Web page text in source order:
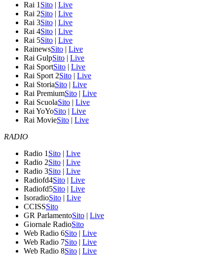
Rai 1 Sito | Live
Rai 2Sito | Live
Rai 3Sito | Live
Rai 4Sito | Live
Rai 5Sito | Live
RainewsSito | Live
Rai GulpSito | Live
Rai SportSito | Live
Rai Sport 2Sito | Live
Rai StoriaSito | Live
Rai PremiumSito | Live
Rai ScuolaSito | Live
Rai YoYoSito | Live
Rai MovieSito | Live
RADIO
Radio 1 Sito | Live
Radio 2Sito | Live
Radio 3Sito | Live
Radiofd4Sito | Live
Radiofd5Sito | Live
IsoradioSito | Live
CCISSSito
GR ParlamentoSito | Live
Giornale RadioSito
Web Radio 6Sito | Live
Web Radio 7Sito | Live
Web Radio 8Sito | Live